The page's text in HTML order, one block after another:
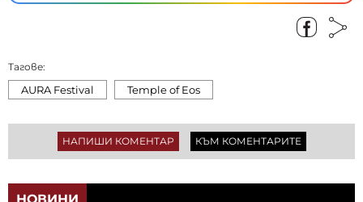
Тагове:
AURA Festival Temple of Eos
НАПИШИ КОМЕНТАР КЪМ КОМЕНТАРИТЕ